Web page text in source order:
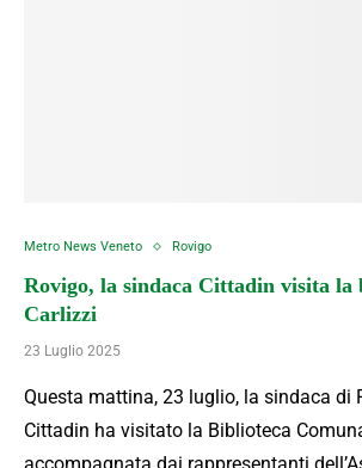
Metro News Veneto Rovigo
Rovigo, la sindaca Cittadin visita la
Carlizzi
23 Luglio 2025
Questa mattina, 23 luglio, la sindaca di
Cittadin ha visitato la Biblioteca